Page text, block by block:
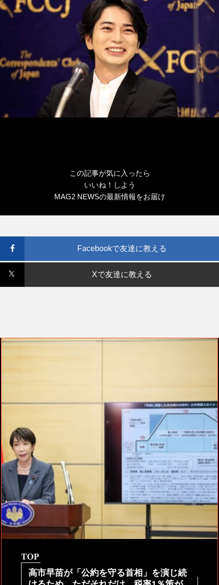
ー
この記事が気に入ったら
いいね！しよう
MAG2 NEWSの最新情報をお届け
Facebookで友達に教える
Xで友達に教える
TOP
高市早苗が「公約を守る首相」を演じ続